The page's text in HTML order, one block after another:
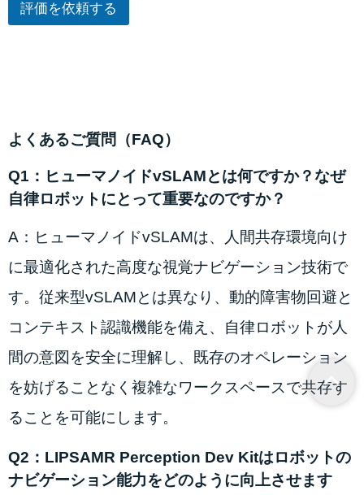
評価を依頼する
よくあるご質問（FAQ）
Q1：ヒューマノイドvSLAMとは何ですか？なぜ
自律ロボットにとって重要なのですか？
A：ヒューマノイドvSLAMは、人間共存環境向け
に最適化された高度な視覚ナビゲーション技術で
す。従来型vSLAMとは異なり、動的障害物回避と
コンテキスト認識機能を備え、自律ロボットが人
間の意図を安全に理解し、既存のオペレーション
を妨げることなく複雑なワークスペースで共存す
ることを可能にします。
Q2：LIPSAMR Perception Dev Kitはロボットの
ナビゲーション能力をどのように向上させます